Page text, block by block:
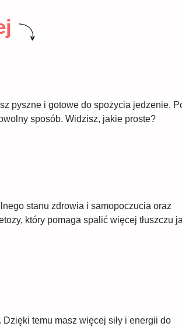
pyszne i gotowe do spożycia jedzenie.
sposób. Widzisz, jakie proste?
stanu zdrowia i samopoczucia oraz
który pomaga spalić więcej tłuszczu
temu masz więcej siły i energii do